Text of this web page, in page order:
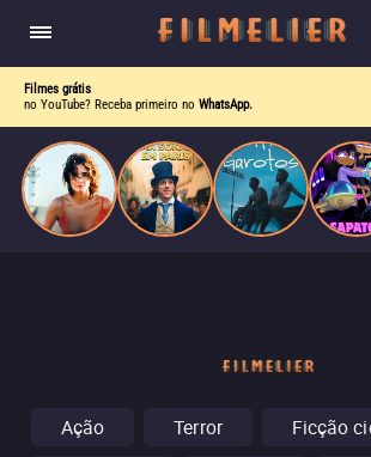
Filmes grátis
no YouTube? Receba primeiro no WhatsApp.
Ação Terror
Ficção
escrevia e a vida real começa a